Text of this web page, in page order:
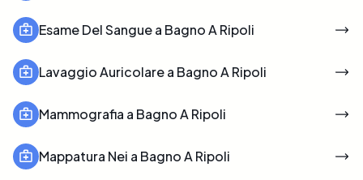
Esame Del Sangue a Bagno A Ripoli
Lavaggio Auricolare a Bagno A Ripoli
Mammografia a Bagno A Ripoli
Mappatura Nei a Bagno A Ripoli